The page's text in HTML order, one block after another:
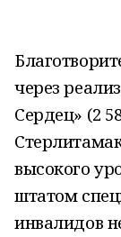
через
Сердец» (2
высокого
штатом
инвалидов